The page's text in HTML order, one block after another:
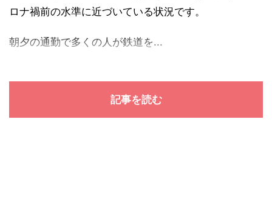
ロナ禍前の水準に近づいている状況です。
朝夕の通勤で多くの人が鉄道を...
記事を読む